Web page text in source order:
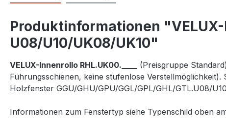
Produktinformationen
U08/U10/UK08/UK10"
VELUX-Innenrollo RHL.UK00.____
(Preisgruppe
Führungsschienen, keine stufenlose
Holzfenster GGU/GHU/GPU/GGL/GPL/GHL/GTL.U08/
Informationen zum Fenstertyp siehe Typenschild oben